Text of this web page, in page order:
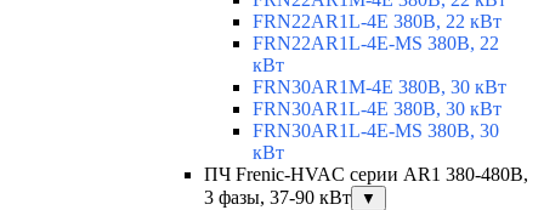
FRN22AR1L-4E 380В, 22 кВт
FRN22AR1L-4E-MS 380В, 22
кВт
FRN30AR1M-4E 380В, 30 кВт
FRN30AR1L-4E 380В, 30 кВт
FRN30AR1L-4E-MS 380В, 30
кВт
ПЧ Frenic-HVAC серии AR1 380-480В,
3 фазы, 37-90 кВт
▼